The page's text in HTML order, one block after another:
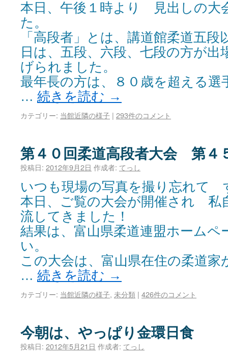
本日、午後１時より 見出しの大
た。
「高段者」とは、講道館柔道五
日は、五段、六段、七段の方が出
げられました。
最年長の方は、８０歳を超える選
… 続きを読む →
カテゴリー: 当館近隣の様子 | 293件のコメント
第４０回柔道高段者大会 第４
投稿日: 2012年9月2日 作成者: てっし
いつも現場の写真を撮り忘れて
本日、ご覧の大会が開催され
流してきました！
結果は、富山県柔道連盟ホームペ
い。
この大会は、富山県在住の柔道
… 続きを読む →
カテゴリー: 当館近隣の様子, 未分類 | 426件のコメント
今朝は、やっぱり金環日食
投稿日: 2012年5月21日 作成者: てっし